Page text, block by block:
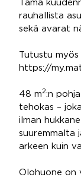
Tämä
rauhallista
sekä avarat
Tutustu
https://
48 m2:n
tehokas –
ilman
suuremmalta
arkeen kuin
Olohuone on